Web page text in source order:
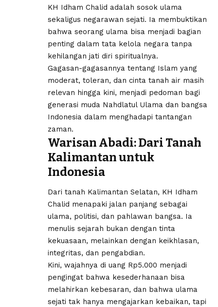
KH Idham Chalid adalah sosok ulama
sekaligus negarawan sejati. Ia membuktikan
bahwa seorang ulama bisa menjadi bagian
penting dalam tata kelola negara tanpa
kehilangan jati diri spiritualnya.
Gagasan-gagasannya tentang Islam yang
moderat, toleran, dan cinta tanah air masih
relevan hingga kini, menjadi pedoman bagi
generasi muda Nahdlatul Ulama dan bangsa
Indonesia dalam menghadapi tantangan
zaman.
Warisan Abadi: Dari Tanah
Kalimantan untuk
Indonesia
Dari tanah Kalimantan Selatan, KH Idham
Chalid menapaki jalan panjang sebagai
ulama, politisi, dan pahlawan bangsa. Ia
menulis sejarah bukan dengan tinta
kekuasaan, melainkan dengan keikhlasan,
integritas, dan pengabdian.
Kini, wajahnya di uang Rp5.000 menjadi
pengingat bahwa kesederhanaan bisa
melahirkan kebesaran, dan bahwa ulama
sejati tak hanya mengajarkan kebaikan, tapi